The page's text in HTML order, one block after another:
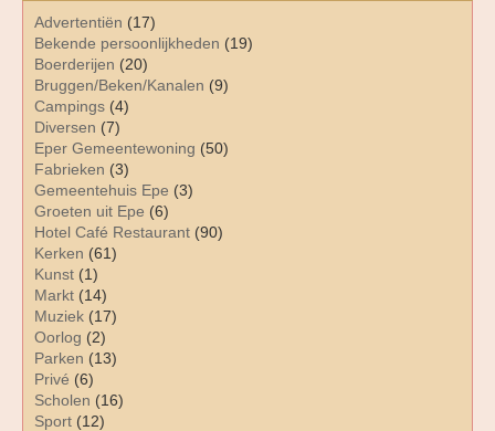
Advertentiën (17)
Bekende persoonlijkheden (19)
Boerderijen (20)
Bruggen/Beken/Kanalen (9)
Campings (4)
Diversen (7)
Eper Gemeentewoning (50)
Fabrieken (3)
Gemeentehuis Epe (3)
Groeten uit Epe (6)
Hotel Café Restaurant (90)
Kerken (61)
Kunst (1)
Markt (14)
Muziek (17)
Oorlog (2)
Parken (13)
Privé (6)
Scholen (16)
Sport (12)